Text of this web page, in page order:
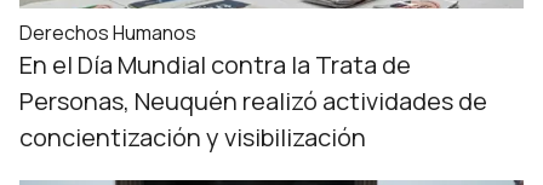
Derechos Humanos
En el Día Mundial contra la Trata de
Personas, Neuquén realizó actividades de
concientización y visibilización